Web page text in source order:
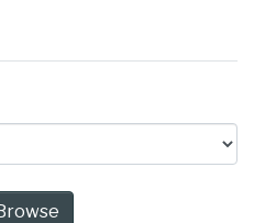
Internacionales